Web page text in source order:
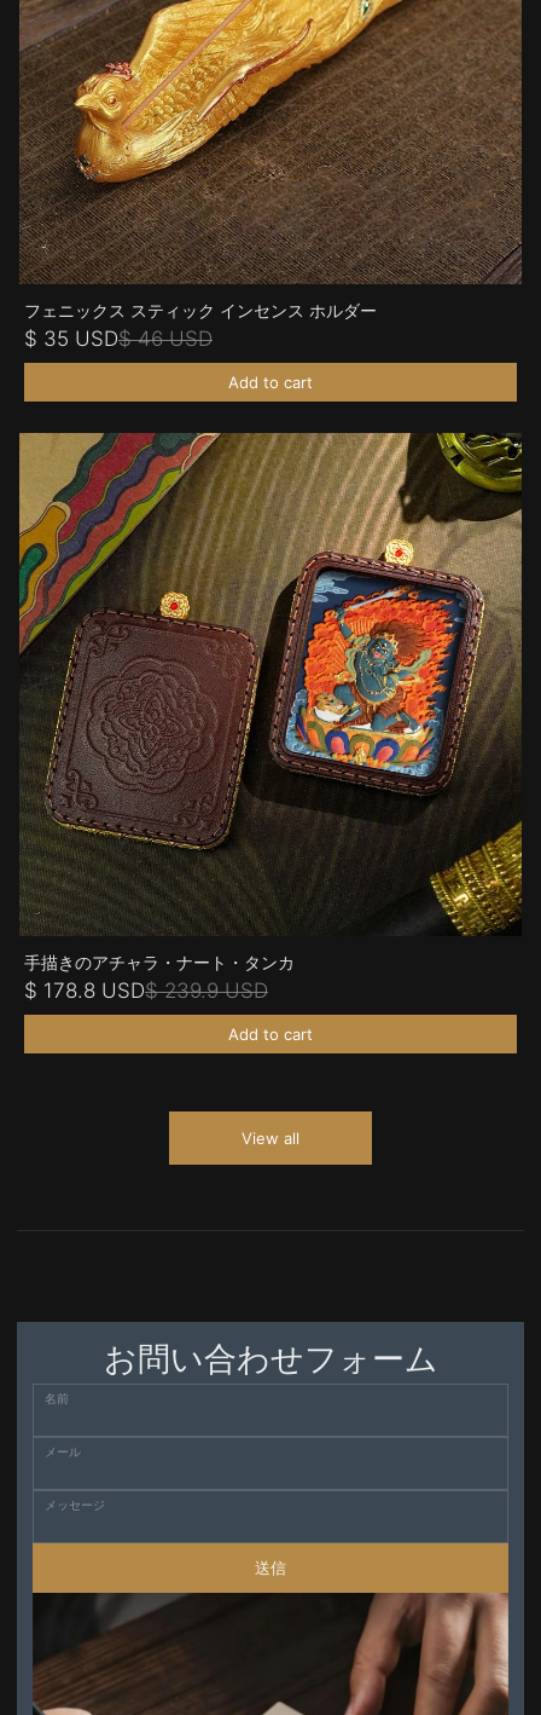
フェニックス スティック インセンス ホルダー
$ 35 USD$ 46 USD
Add to cart
手描きのアチャラ・ナート・タンカ
$ 178.8 USD$ 239.9 USD
Add to cart
View all
お問い合わせフォーム
名前
メール
メッセージ
送信